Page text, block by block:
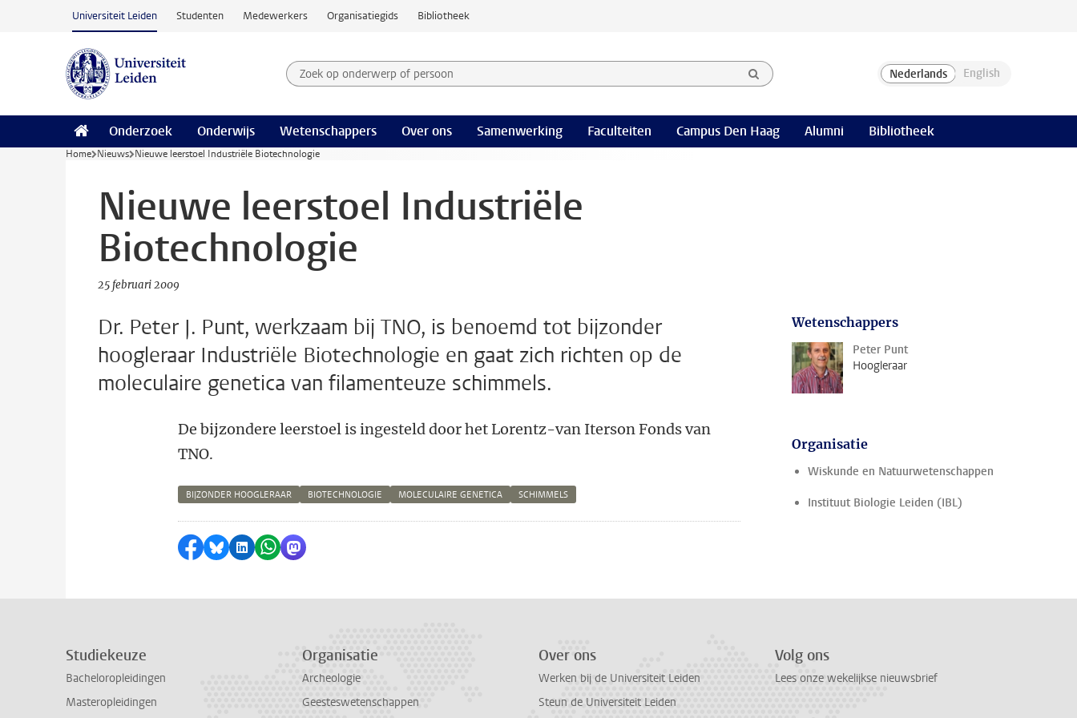
Ga naar hoofdinhoud
Universiteit Leiden Studenten Medewerkers Organisatiegids Bibliotheek
Zoek op onderwerp of persoon en selecteer categorie
Zoekterm
Onderzoek Onderwijs Wetenschappers Over ons Samenwerking Faculteiten Campus Den Haag Alumni Bibliotheek
Home Nieuws Nieuwe leerstoel Industriële Biotechnologie
Nieuwe leerstoel Industriële
Biotechnologie
25 februari 2009
Dr. Peter J. Punt, werkzaam bij TNO, is benoemd tot bijzonder
hoogleraar Industriële Biotechnologie en gaat zich richten op de
moleculaire genetica van filamenteuze schimmels.
De bijzondere leerstoel is ingesteld door het Lorentz-van Iterson Fonds van
TNO.
BIJZONDER HOOGLERAAR BIOTECHNOLOGIE MOLECULAIRE GENETICA SCHIMMELS
Delen op Facebook
Delen via Bluesky
Delen op LinkedIn
Delen via WhatsApp
Delen via Mastodon
Wetenschappers
Peter Punt
Hoogleraar
Organisatie
Wiskunde en Natuurwetenschappen
Instituut Biologie Leiden (IBL)
Studiekeuze
Bacheloropleidingen
Masteropleidingen
Organisatie
Archeologie
Geesteswetenschappen
Over ons
Werken bij de Universiteit Leiden
Steun de Universiteit Leiden
Volg ons
Lees onze wekelijkse nieuwsbrief